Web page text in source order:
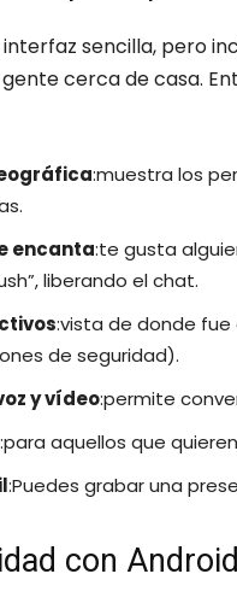
sencilla, pero
cerca de casa.
:muestra los
encanta:te gusta
liberando el chat.
:vista de donde fue
de seguridad).
y vídeo:permite
:para aquellos que
:Puedes grabar una
con